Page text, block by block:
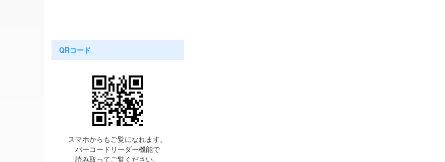
QRコード
スマホからもご覧になれます。
バーコードリーダー機能で
読み取ってご覧ください。